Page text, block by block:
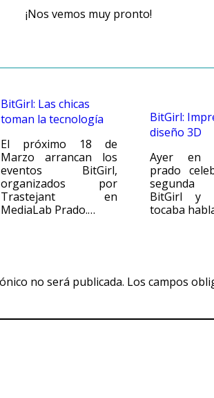
¡Nos vemos muy pronto!
BitGirl: Las chicas
toman la tecnología
El próximo 18 de
Marzo arrancan los
eventos BitGirl,
organizados por
Trastejant en
MediaLab Prado.…
BitGirl:
diseño 3D
Ayer en
prado
segunda
BitGirl y
tocaba
no será publicada. Los campos